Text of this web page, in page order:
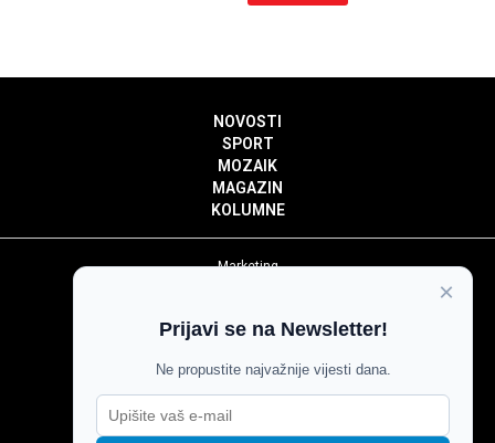
NOVOSTI
SPORT
MOZAIK
MAGAZIN
KOLUMNE
Marketing
Impressum
Pravila komentiranja
Agroglas
×
Prijavi se na Newsletter!
Ne propustite najvažnije vijesti dana.